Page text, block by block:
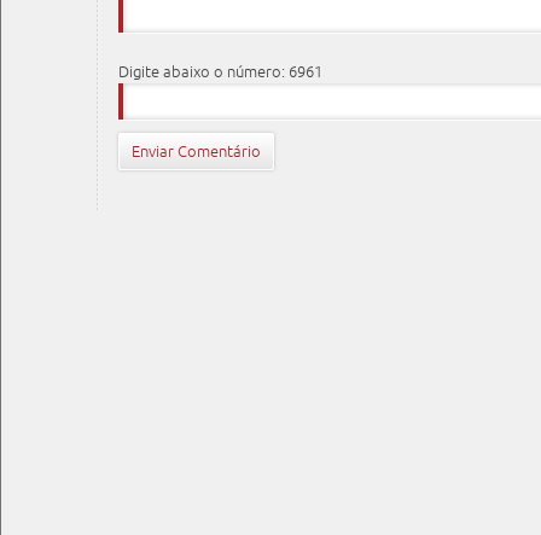
Digite abaixo o número: 6961